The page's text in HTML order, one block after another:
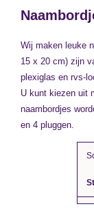
Wij maken leuke
15 x 20 cm) zijn
plexiglas en rvs-
U kunt kiezen uit
naambordjes
en 4 pluggen.